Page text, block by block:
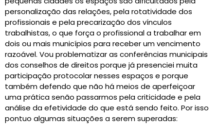
personalização das relações, pela rotatividade dos
profissionais e pela precarização dos vínculos
trabalhistas, o que força o profissional a trabalhar em
dois ou mais municípios para receber um vencimento
razoável. Vou problematizar as conferências municipais
dos conselhos de direitos porque já presenciei muita
participação protocolar nesses espaços e porque
também defendo que não há meios de aperfeiçoar
uma prática senão passarmos pela criticidade e pela
análise da efetividade do que está sendo feito. Por isso
pontuo algumas situações a serem superadas: